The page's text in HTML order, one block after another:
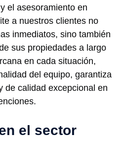
el asesoramiento en
a nuestros clientes no
inmediatos, sino también
sus propiedades a largo
en cada situación,
del equipo, garantiza
de calidad excepcional en
el sector